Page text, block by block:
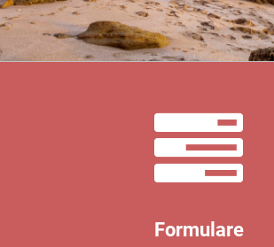
Formulare